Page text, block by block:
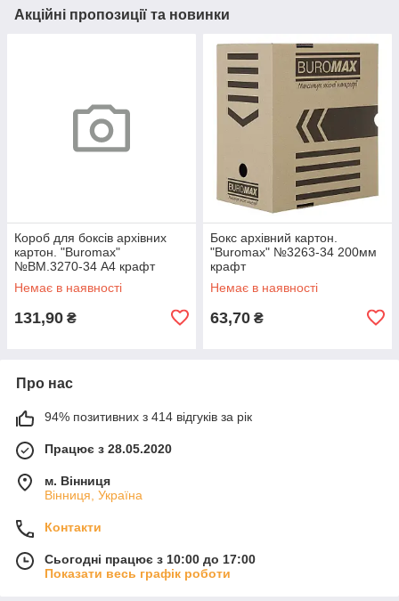
Акційні пропозиції та новинки
Короб для боксів архівних
картон. "Buromax"
№BM.3270-34 А4 крафт
Немає в наявності
131,90 ₴
Бокс архівний картон.
"Buromax" №3263-34 200мм
крафт
Немає в наявності
63,70 ₴
Про нас
94% позитивних з 414 відгуків за рік
Працює з 28.05.2020
м. Вінниця
Вінниця, Україна
Контакти
Сьогодні працює з 10:00 до 17:00
Показати весь графік роботи